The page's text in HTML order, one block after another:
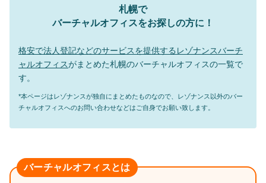
⑥サポート体制や運営実績も確認する
V.OFFICE23（ブイドットオフィス トゥースリー）
SapporoNest（サッポロネスト）
ワンストップビジネスセンター札幌店
DMMバーチャルオフィス札幌オフィス
Karigo バーチャルオフィス札幌 東
Karigo バーチャルオフィス札幌 美園
札幌で
バーチャルオフィスをお探しの方に！
格安で法人登記などのサービスを提供するレゾナンスバーチ
ャルオフィスがまとめた札幌のバーチャルオフィスの一覧で
す。
*本ページはレゾナンスが独自にまとめたものなので、レゾナンス以外のバー
チャルオフィスへのお問い合わせなどはご自身でお願い致します。
バーチャルオフィスとは